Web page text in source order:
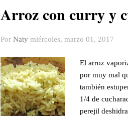
Arroz con curry y
Por Naty miércoles, marzo 01, 2017
El arroz
por muy mal
también
1/4 de
perejil